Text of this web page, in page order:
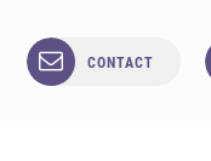
CONTACT